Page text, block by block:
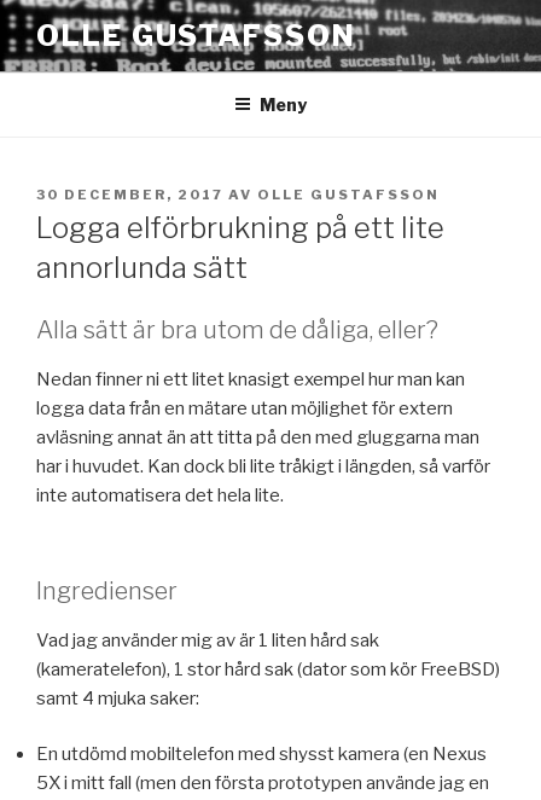
Hoppa
till
innehåll
OLLE GUSTAFSSON
Meny
PUBLICERAT
30 DECEMBER, 2017 AV OLLE GUSTAFSSON
Logga elförbrukning på ett lite
annorlunda sätt
Alla sätt är bra utom de dåliga, eller?
Nedan finner ni ett litet knasigt exempel hur man kan
logga data från en mätare utan möjlighet för extern
avläsning annat än att titta på den med gluggarna man
har i huvudet. Kan dock bli lite tråkigt i längden, så varför
inte automatisera det hela lite.
Ingredienser
Vad jag använder mig av är 1 liten hård sak
(kameratelefon), 1 stor hård sak (dator som kör FreeBSD)
samt 4 mjuka saker:
En utdömd mobiltelefon med shysst kamera (en Nexus
5X i mitt fall (men den första prototypen använde jag en